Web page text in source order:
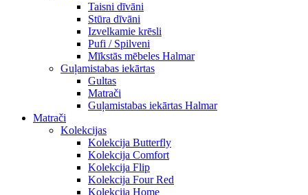
Taisni dīvāni
Stūra dīvāni
Izvelkamie krēsli
Pufi / Spilveni
Mīkstās mēbeles Halmar
Guļamistabas iekārtas
Gultas
Matrači
Guļamistabas iekārtas Halmar
Matrači
Kolekcijas
Kolekcija Butterfly
Kolekcija Comfort
Kolekcija Flip
Kolekcija Four Red
Kolekcija Home